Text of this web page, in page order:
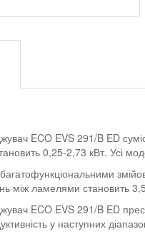
ECO EVS 291/B ED
0,25-2,73 кВт. Усі
між ламелями становить
ECO EVS 291/B ED
у наступних